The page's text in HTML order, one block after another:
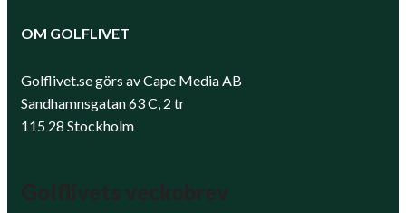
OM GOLFLIVET
Golflivet.se görs av Cape Media AB
Sandhamnsgatan 63 C, 2 tr
115 28 Stockholm